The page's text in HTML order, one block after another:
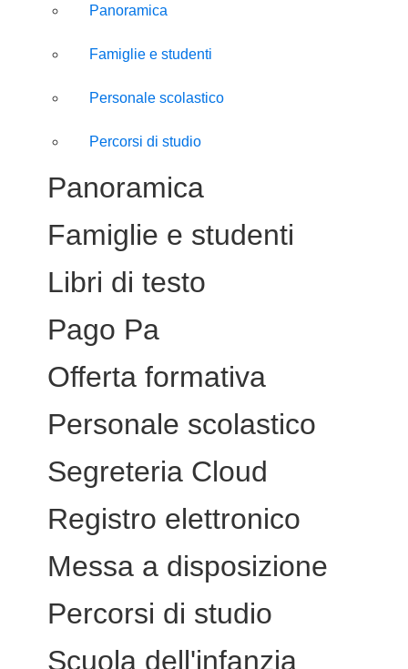
Panoramica
Famiglie e studenti
Personale scolastico
Percorsi di studio
Panoramica
Famiglie e studenti
Libri di testo
Pago Pa
Offerta formativa
Personale scolastico
Segreteria Cloud
Registro elettronico
Messa a disposizione
Percorsi di studio
Scuola dell'infanzia